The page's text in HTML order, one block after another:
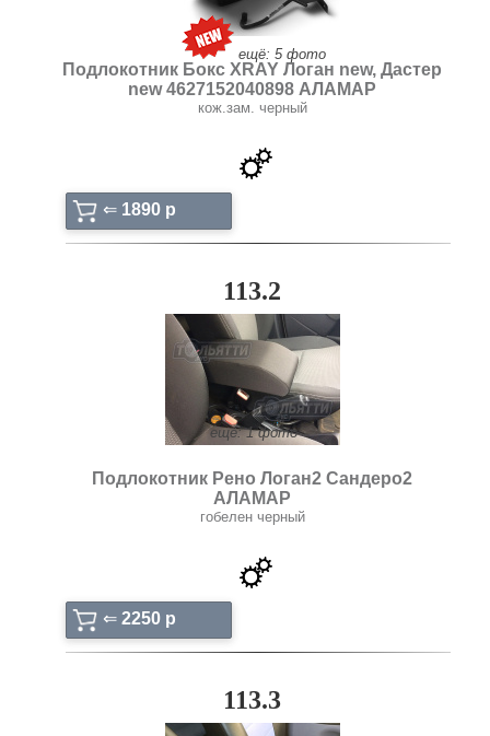
ещё: 5 фото
Подлокотник Бокс XRAY Логан new, Дастер
new 4627152040898 АЛАМАР
кож.зам. черный
⇐ 1890 p
113.2
ещё: 1 фото
Подлокотник Рено Логан2 Сандеро2
АЛАМАР
гобелен черный
⇐ 2250 p
113.3